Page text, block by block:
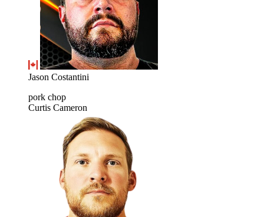
Jason Costantini
pork chop
Curtis Cameron